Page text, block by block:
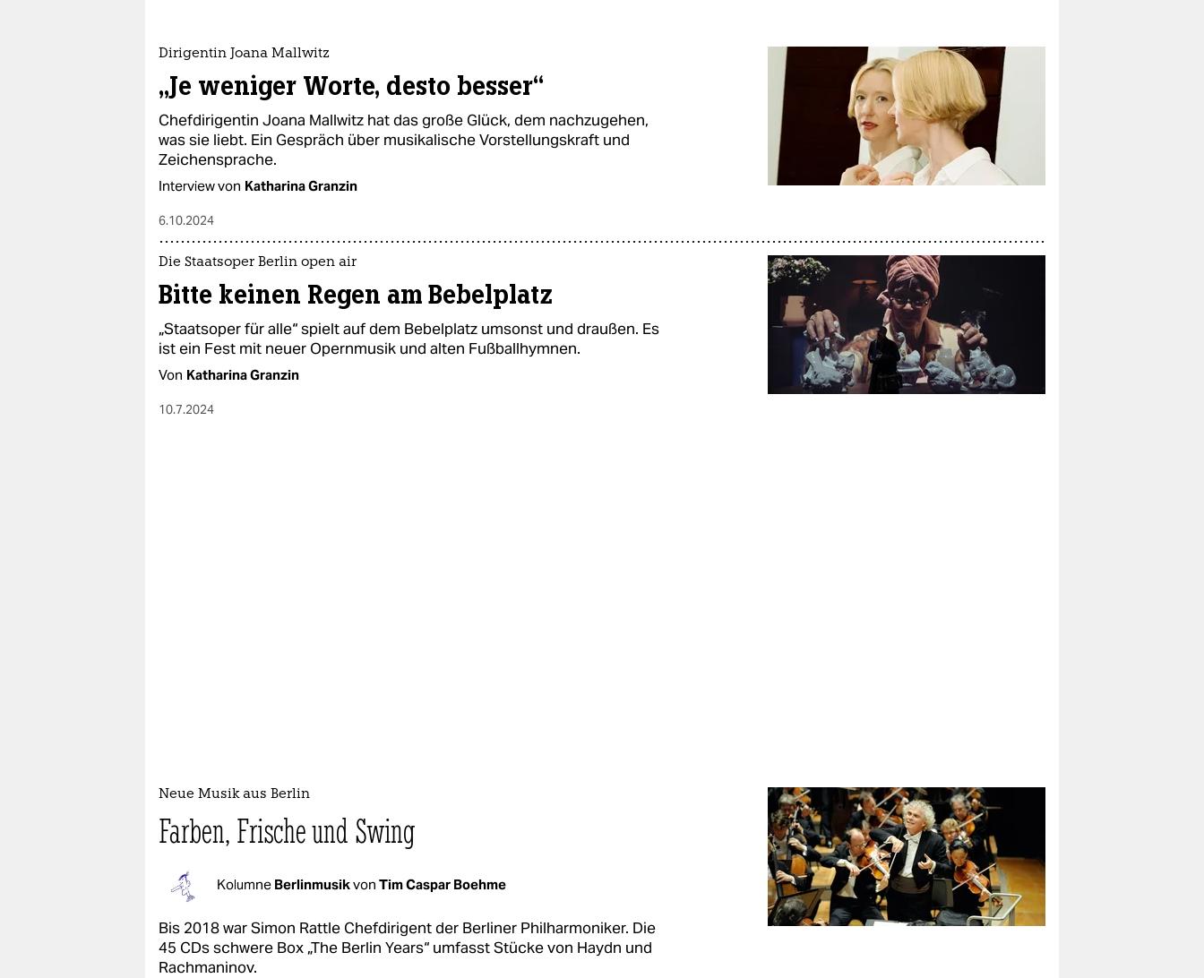
abo
genossenschaft
epaper login
Dirigentin Joana Mallwitz
„Je weniger Worte, desto besser“
Chefdirigentin Joana Mallwitz hat das große Glück, dem nachzugehen,
was sie liebt. Ein Gespräch über musikalische Vorstellungskraft und
Zeichensprache.
Interview von Katharina Granzin
6.10.2024
Die Staatsoper Berlin open air
Bitte keinen Regen am Bebelplatz
„Staatsoper für alle“ spielt auf dem Bebelplatz umsonst und draußen. Es
ist ein Fest mit neuer Opernmusik und alten Fußballhymnen.
Von Katharina Granzin
10.7.2024
Neue Musik aus Berlin
Farben, Frische und Swing
Kolumne Berlinmusikvon Tim Caspar Boehme
Bis 2018 war Simon Rattle Chefdirigent der Berliner Philharmoniker. Die
45 CDs schwere Box „The Berlin Years“ umfasst Stücke von Haydn und
Rachmaninov.